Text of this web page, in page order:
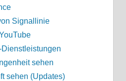
Signallinie
sehen
sehen (Updates)